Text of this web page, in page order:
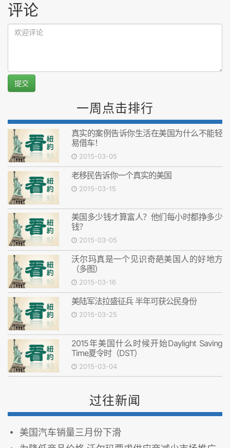
评论
提交
一周点击排行
真实的案例告诉你生活在美国为什么不能轻
易借车！
2015-03-05
老移民告诉你一个真实的美国
2015-03-15
美国多少钱才算富人？他们每小时都挣多少
钱？
2015-03-05
沃尔玛真是一个见识奇葩美国人的好地方
（多图）
2015-03-16
美陆军法拉盛征兵 半年可获公民身份
2015-03-25
2015年美国什么时候开始Daylight Saving
Time夏令时（DST）
2015-03-04
过往新闻
美国汽车销量三月份下滑